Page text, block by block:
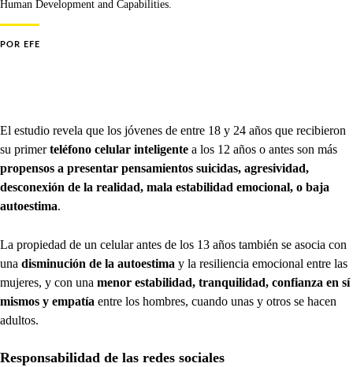
Human Development and Capabilities.
POR EFE
El estudio revela que los jóvenes de entre 18 y 24 años que recibieron
su primerteléfono celular inteligente a los 12 años o antes son más
propensos a presentar pensamientos suicidas, agresividad,
desconexión de la realidad, mala estabilidad emocional, o baja
autoestima.
La propiedad de un celular antes de los 13 años también se asocia con
una disminución de la autoestima y la resiliencia emocional entre las
mujeres, y con una menor estabilidad, tranquilidad, confianza en sí
mismos y empatía entre los hombres, cuando unas y otros se hacen
adultos.
Responsabilidad de las redes sociales